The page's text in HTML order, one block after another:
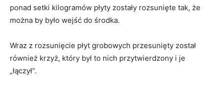
ponad setki kilogramów płyty zostały rozsunięte tak, że
można by było wejść do środka.
Wraz z rozsunięcie płyt grobowych przesunięty został
również krzyż, który był to nich przytwierdzony i je
„łączył”.